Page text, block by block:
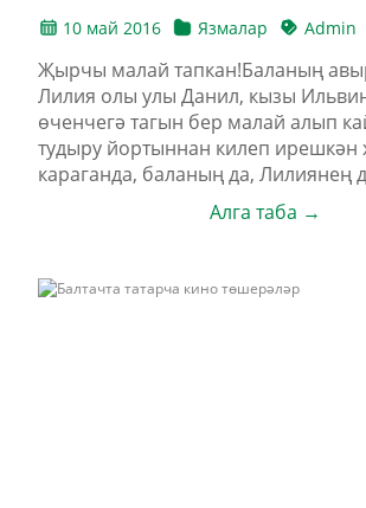
10 май 2016 Язмалар Admin
Җырчы малай тапкан!Баланың
Лилия олы улы Данил, кызы
өченчегә тагын бер малай алып
тудыру йортыннан килеп ирешкән
караганда, баланың да, Лилиянең
Алга таба →